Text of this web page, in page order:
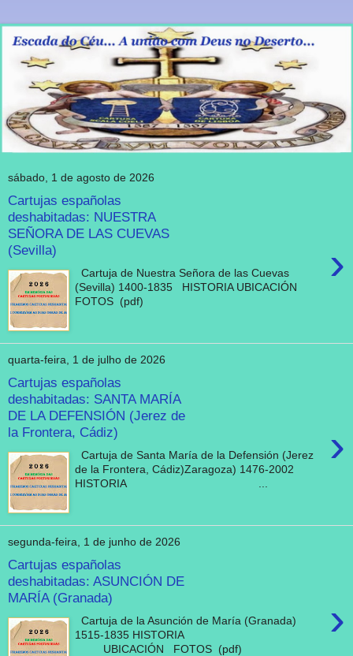
sábado, 1 de agosto de 2026
Cartujas españolas
deshabitadas: NUESTRA
SEÑORA DE LAS CUEVAS
(Sevilla)
›
Cartuja de Nuestra Señora de las Cuevas
(Sevilla) 1400-1835 HISTORIA UBICACIÓN
FOTOS (pdf)
quarta-feira, 1 de julho de 2026
Cartujas españolas
deshabitadas: SANTA MARÍA
DE LA DEFENSIÓN (Jerez de
la Frontera, Cádiz)
›
Cartuja de Santa María de la Defensión (Jerez
de la Frontera, Cádiz)Zaragoza) 1476-2002
HISTORIA ...
segunda-feira, 1 de junho de 2026
Cartujas españolas
deshabitadas: ASUNCIÓN DE
MARÍA (Granada)
›
Cartuja de la Asunción de María (Granada)
1515-1835 HISTORIA
UBICACIÓN FOTOS (pdf)